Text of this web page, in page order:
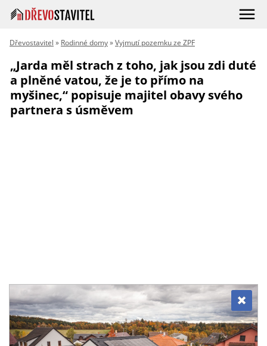
Dřevostavitel » Rodinné domy»Vyjmutí pozemku ze ZPF
„Jarda měl strach z toho, jak jsou zdi duté
a plněné vatou, že je to přímo na
myšinec,“ popisuje majitel obavy svého
partnera s úsměvem